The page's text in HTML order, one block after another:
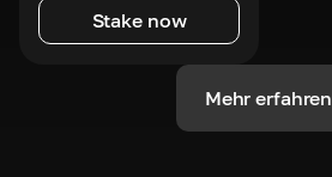
Stake now
Mehr erfahren